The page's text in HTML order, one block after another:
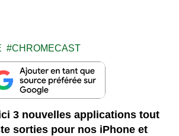
CHROMECAST
3 nouvelles applications tout
sorties pour nos iPhone et